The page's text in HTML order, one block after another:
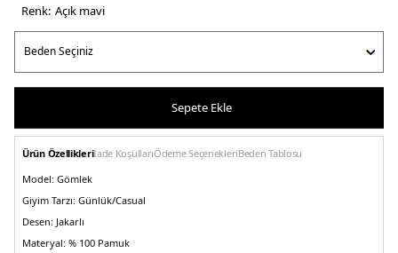
Renk: açik mavi̇
Sepete Ekle
Ürün Özellikleriİade KoşullarıÖdeme SeçenekleriBeden Tablosu
Model: Gömlek
Giyim Tarzı: Günlük/Casual
Desen: Jakarlı
Materyal: % 100 Pamuk